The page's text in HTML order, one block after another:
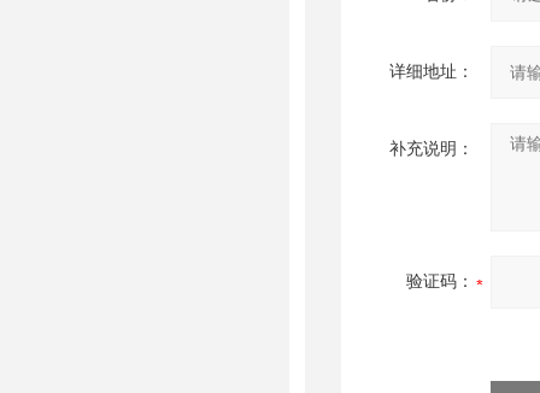
详细地址：
补充说明：
验证码：